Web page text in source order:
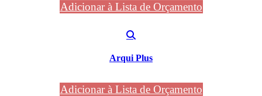
Adicionar à Lista de Orçamento
Arqui Plus
Adicionar à Lista de Orçamento